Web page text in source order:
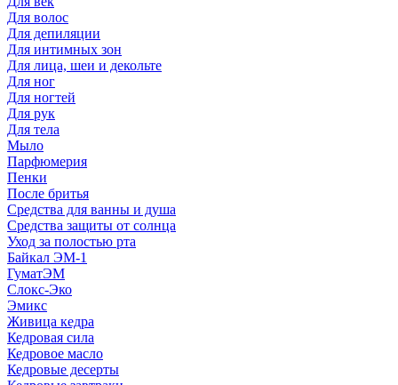
Для волос
Для депиляции
Для интимных зон
Для лица, шеи и декольте
Для ног
Для ногтей
Для рук
Для тела
Мыло
Парфюмерия
Пенки
После бритья
Средства для ванны и душа
Средства защиты от солнца
Уход за полостью рта
Байкал ЭМ-1
ГуматЭМ
Слокс-Эко
Эмикс
Живица кедра
Кедровая сила
Кедровое масло
Кедровые десерты